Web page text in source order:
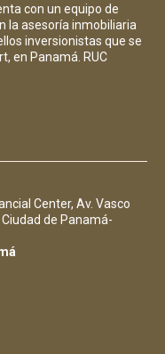
con un equipo de
la asesoría inmobiliaria
inversionistas que se
en Panamá. RUC
Center, Av. Vasco
de Panamá-